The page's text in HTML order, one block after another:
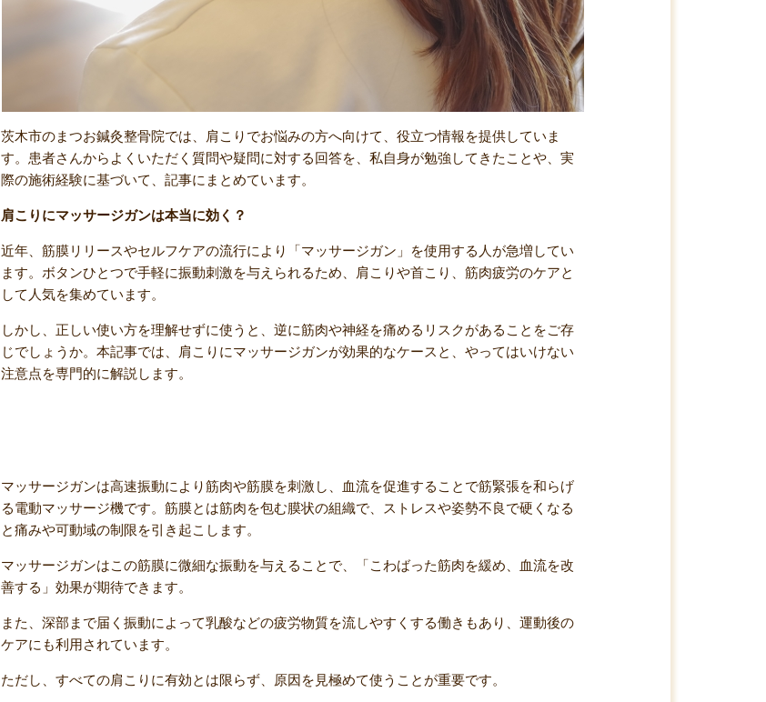
茨木市のまつお鍼灸整骨院では、肩こりでお悩みの方へ向けて、役立つ情報を提供していま
す。患者さんからよくいただく質問や疑問に対する回答を、私自身が勉強してきたことや、実
際の施術経験に基づいて、記事にまとめています。
肩こりにマッサージガンは本当に効く？
近年、筋膜リリースやセルフケアの流行により「マッサージガン」を使用する人が急増してい
ます。ボタンひとつで手軽に振動刺激を与えられるため、肩こりや首こり、筋肉疲労のケアと
して人気を集めています。
しかし、正しい使い方を理解せずに使うと、逆に筋肉や神経を痛めるリスクがあることをご存
じでしょうか。本記事では、肩こりにマッサージガンが効果的なケースと、やってはいけない
注意点を専門的に解説します。
マッサージガンは高速振動により筋肉や筋膜を刺激し、血流を促進することで筋緊張を和らげ
る電動マッサージ機です。筋膜とは筋肉を包む膜状の組織で、ストレスや姿勢不良で硬くなる
と痛みや可動域の制限を引き起こします。
マッサージガンはこの筋膜に微細な振動を与えることで、「こわばった筋肉を緩め、血流を改
善する」効果が期待できます。
また、深部まで届く振動によって乳酸などの疲労物質を流しやすくする働きもあり、運動後の
ケアにも利用されています。
ただし、すべての肩こりに有効とは限らず、原因を見極めて使うことが重要です。